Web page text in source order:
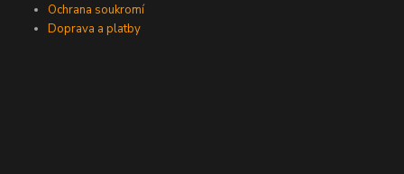
Ochrana soukromí
Doprava a platby